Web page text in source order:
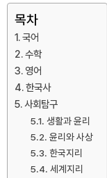
목차
국어
수학
영어
한국사
사회탐구
생활과 윤리
윤리와 사상
한국지리
세계지리